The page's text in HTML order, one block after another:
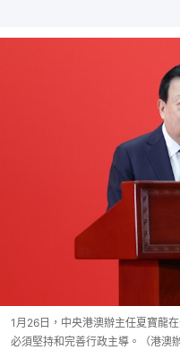
1月26日，中央港澳辦主任夏寶龍
必須堅持和完善行政主導。（港澳辦